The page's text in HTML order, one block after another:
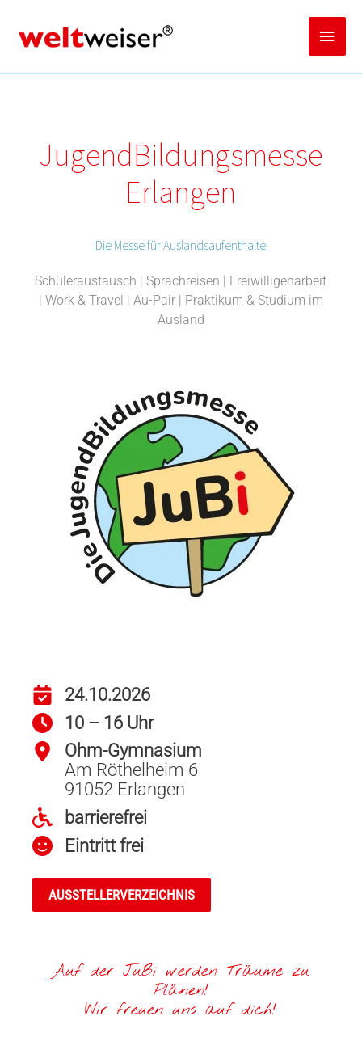
springen
Jugend­­­­­Bildungsmess­e
Erlangen
Die Messe für Auslandsaufenthalte
Schüleraustausch | Sprachreisen | Freiwilligenarbeit
| Work & Travel | Au-Pair | Praktikum & Studium im
Ausland
24.10.2026
10 – 16 Uhr
Ohm-Gymnasium
Am Röthelheim 6
91052 Erlangen
barrierefrei
Eintritt frei
AUSSTELLERVERZEICHNIS
Auf der JuBi werden Träume zu
Plänen!
Wir freuen uns auf dich!